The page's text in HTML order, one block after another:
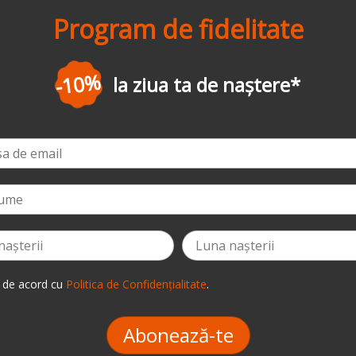
Program de fidelitate
-3% la prima comandă*
acord cu Politica de Confidențialitate.
Abonează-te